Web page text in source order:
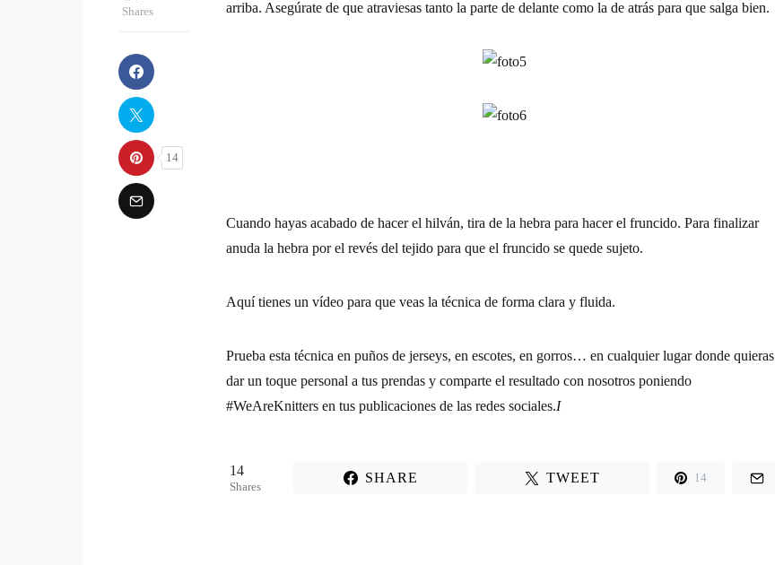
Shares
14
arriba. Asegúrate de que atraviesas tanto la parte de delante como la de atrás para que salga bien.
Cuando hayas acabado de hacer el hilván, tira de la hebra para hacer el fruncido. Para finalizar
anuda la hebra por el revés del tejido para que el fruncido se quede sujeto.
Aquí tienes un vídeo para que veas la técnica de forma clara y fluida.
Prueba esta técnica en puños de jerseys, en escotes, en gorros… en cualquier lugar donde quieras
dar un toque personal a tus prendas y comparte el resultado con nosotros poniendo
#WeAreKnitters en tus publicaciones de las redes sociales.I
14
Shares
SHARE TWEET 14